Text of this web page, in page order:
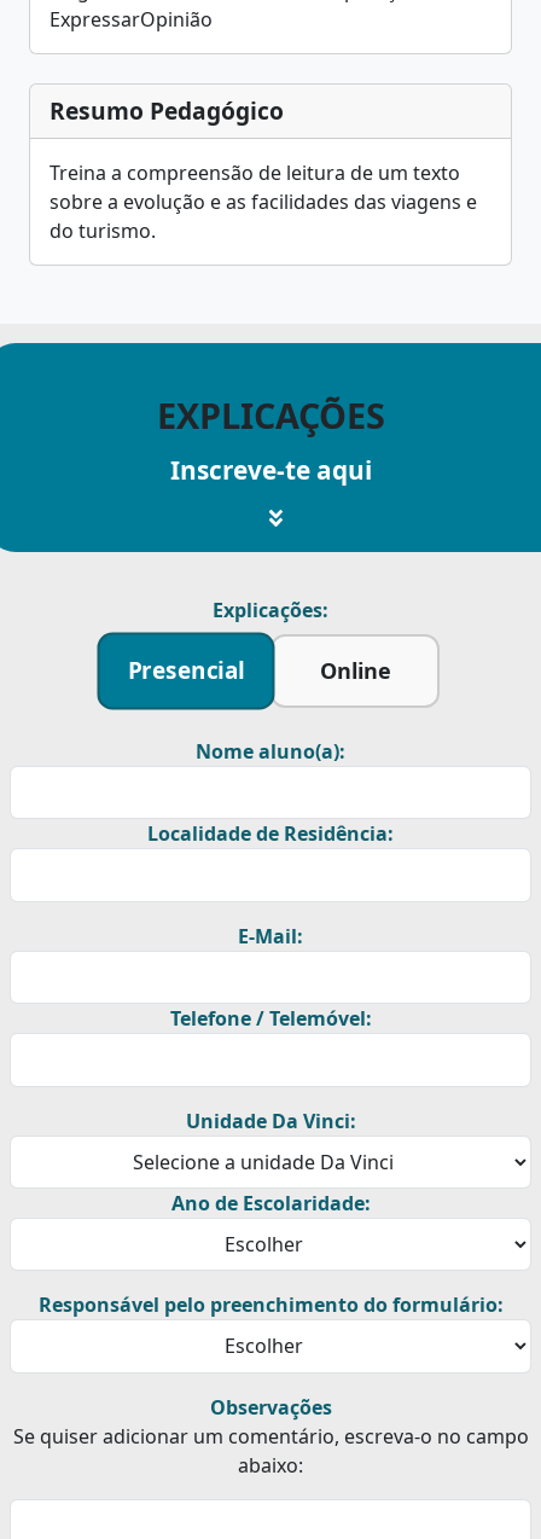
ExpressarOpinião
Resumo Pedagógico
Treina a compreensão de leitura de um texto
sobre a evolução e as facilidades das viagens e
do turismo.
EXPLICAÇÕES
Inscreve-te aqui
Explicações:
Presencial Online
Nome aluno(a):
Localidade de Residência:
E-Mail:
Telefone / Telemóvel:
Unidade Da Vinci:
Ano de Escolaridade:
Responsável pelo preenchimento do formulário:
Observações
Se quiser adicionar um comentário, escreva-o no campo
abaixo: